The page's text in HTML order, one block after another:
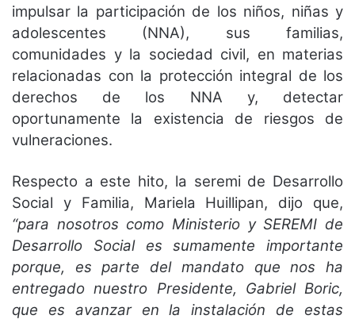
impulsar la participación de los niños, niñas y
adolescentes (NNA), sus familias,
comunidades y la sociedad civil, en materias
relacionadas con la protección integral de los
derechos de los NNA y, detectar
oportunamente la existencia de riesgos de
vulneraciones.
Respecto a este hito, la seremi de Desarrollo
Social y Familia, Mariela Huillipan, dijo que,
“para nosotros como Ministerio y SEREMI de
Desarrollo Social es sumamente importante
porque, es parte del mandato que nos ha
entregado nuestro Presidente, Gabriel Boric,
que es avanzar en la instalación de estas